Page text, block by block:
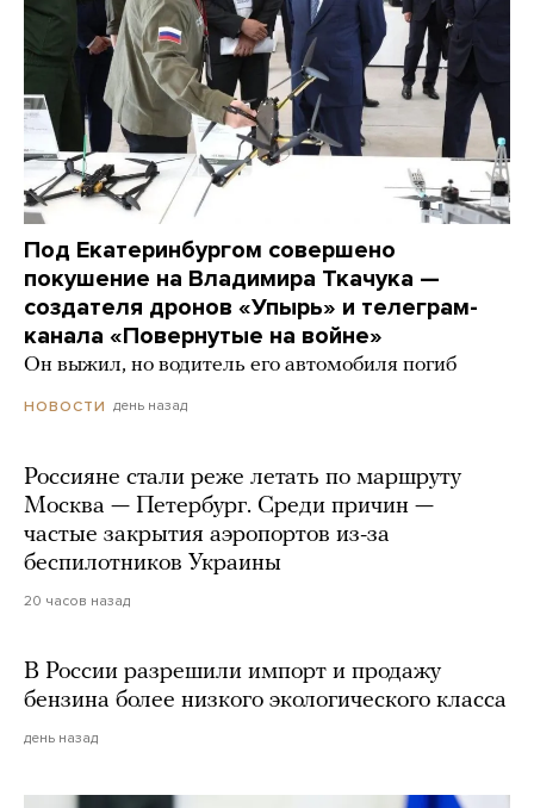
Под Екатеринбургом совершено
покушение на Владимира Ткачука —
создателя дронов «Упырь» и телеграм-
канала «Повернутые на войне»
Он выжил, но водитель его автомобиля погиб
НОВОСТИ день назад
Россияне стали реже летать по маршруту
Москва — Петербург. Среди причин —
частые закрытия аэропортов из-за
беспилотников Украины
20 часов назад
В России разрешили импорт и продажу
бензина более низкого экологического класса
день назад